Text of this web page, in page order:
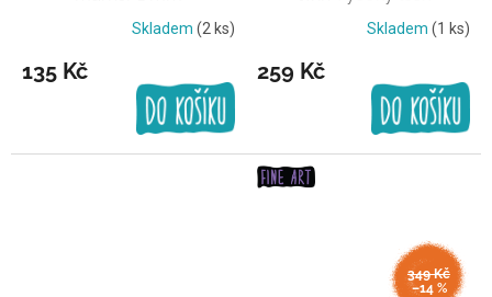
Transparentní UV barva
Skladem (2 ks)
135 Kč
Skladem (1 ks)
259 Kč
349 Kč
–14 %